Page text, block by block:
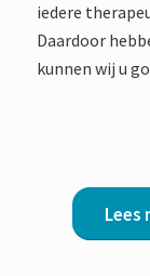
iedere
Daardoor
kunnen wij u
Lees